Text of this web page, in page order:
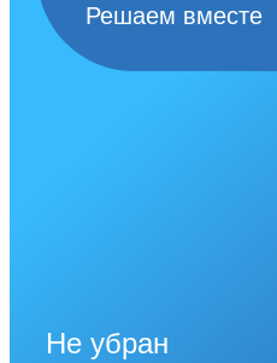
Решаем вместе
Не убран